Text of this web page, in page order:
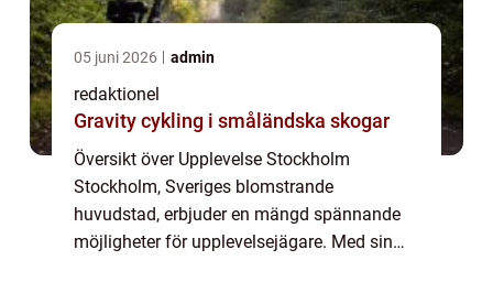
05 juni 2026 admin
redaktionel
Gravity cykling i småländska skogar
Översikt över Upplevelse Stockholm
Stockholm, Sveriges blomstrande
huvudstad, erbjuder en mängd spännande
möjligheter för upplevelsejägare. Med sin